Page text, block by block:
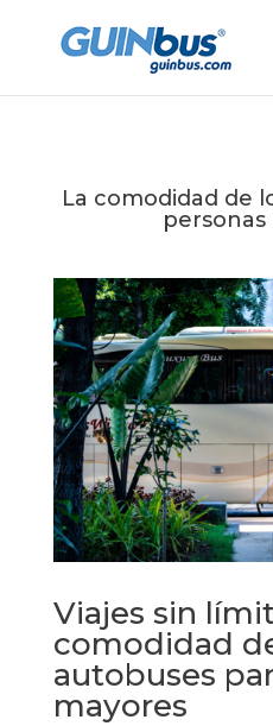
La comodidad de
Viajes sin
comodidad
autobuses
mayores